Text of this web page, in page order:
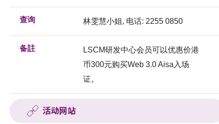
查询 林雯慧小姐, 电话: 2255 0850
备註
LSCM研发中心会员可以优惠价港
币300元购买Web 3.0 Aisa入场
证。
活动网站